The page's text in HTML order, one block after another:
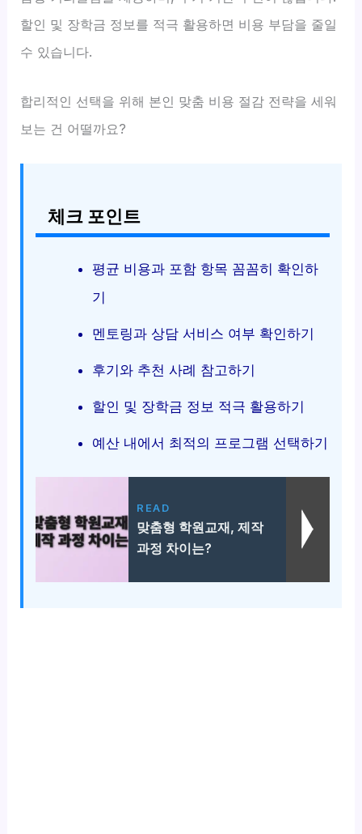
할인 및 장학금 정보를 적극 활용하면 비용 부담을 줄일
수 있습니다.
합리적인 선택을 위해 본인 맞춤 비용 절감 전략을 세워
보는 건 어떨까요?
체크 포인트
평균 비용과 포함 항목 꼼꼼히 확인하
기
멘토링과 상담 서비스 여부 확인하기
후기와 추천 사례 참고하기
할인 및 장학금 정보 적극 활용하기
예산 내에서 최적의 프로그램 선택하기
READ
맞춤형 학원교재, 제작
과정 차이는?